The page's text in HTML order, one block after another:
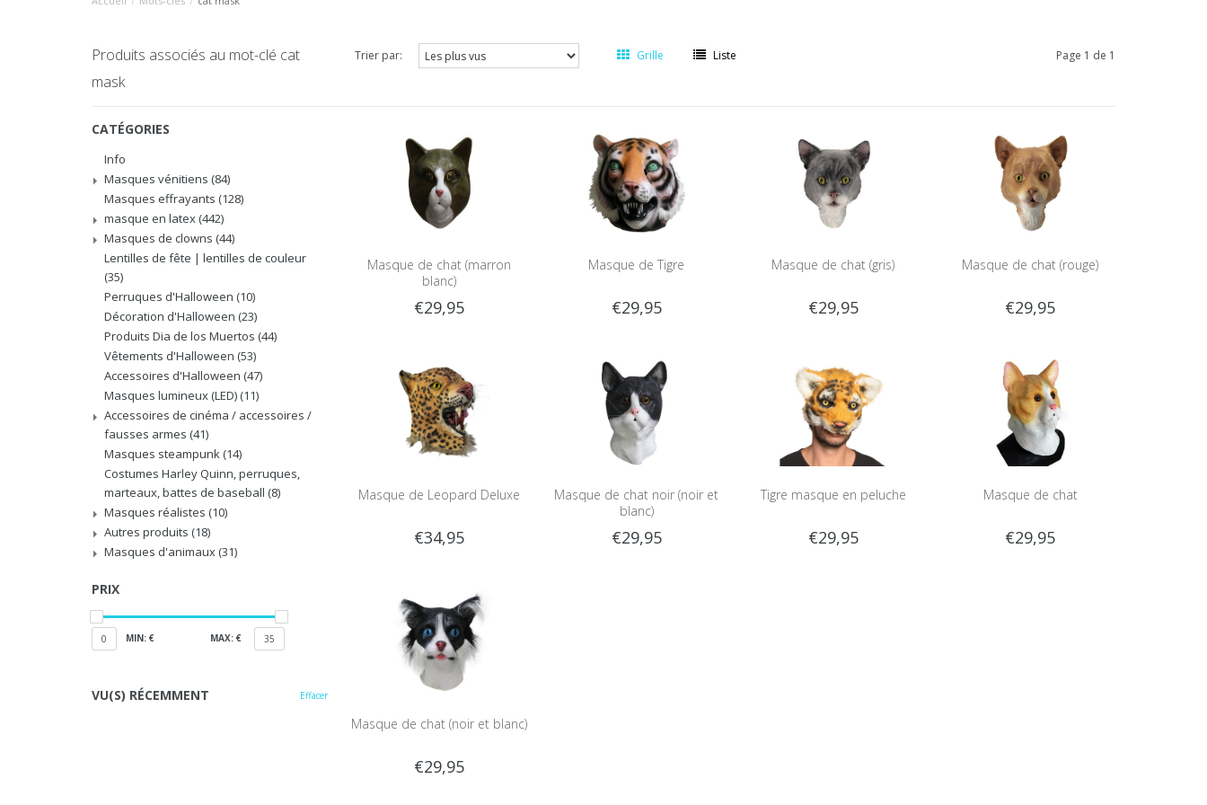
Produits associés au mot-clé cat
mask
Trier par: Grille Liste Page 1 de 1
CATÉGORIES
Info
Masques vénitiens (84)
Masques effrayants (128)
masque en latex (442)
Masques de clowns (44)
Lentilles de fête | lentilles de couleur
(35)
Perruques d'Halloween (10)
Décoration d'Halloween (23)
Produits Dia de los Muertos (44)
Vêtements d'Halloween (53)
Accessoires d'Halloween (47)
Masques lumineux (LED) (11)
Accessoires de cinéma / accessoires /
fausses armes (41)
Masques steampunk (14)
Costumes Harley Quinn, perruques,
marteaux, battes de baseball (8)
Masques réalistes (10)
Autres produits (18)
Masques d'animaux (31)
PRIX
0 MIN: € MAX: € 35
VU(S) RÉCEMMENT Effacer
Masque de chat (marron
blanc)
€29,95
Masque de Tigre
€29,95
Masque de chat (gris)
€29,95
Masque de chat (rouge)
€29,95
Masque de Leopard Deluxe
€34,95
Masque de chat noir (noir et
blanc)
€29,95
Tigre masque en peluche
€29,95
Masque de chat
€29,95
Masque de chat (noir et blanc)
€29,95